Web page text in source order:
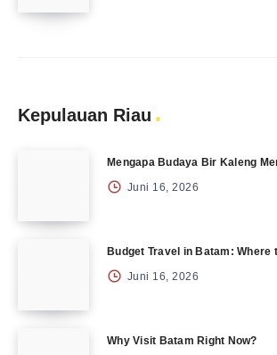
Kepulauan Riau
Mengapa Budaya Bir Kaleng
Juni 16, 2026
Budget Travel in Batam: Where
Juni 16, 2026
Why Visit Batam Right Now?